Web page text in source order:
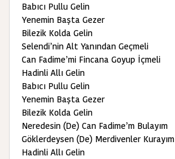
Babıcı Pullu Gelin
Yenemin Başta Gezer
Bilezik Kolda Gelin
Selendi’nin Alt Yanından Geçmeli
Can Fadime’mi Fincana Goyup İçmeli
Hadinli Allı Gelin
Babıcı Pullu Gelin
Yenemin Başta Gezer
Bilezik Kolda Gelin
Neredesin (De) Can Fadime’m Bulayım
Göklerdeysen (De) Merdivenler Kurayım
Hadinli Allı Gelin